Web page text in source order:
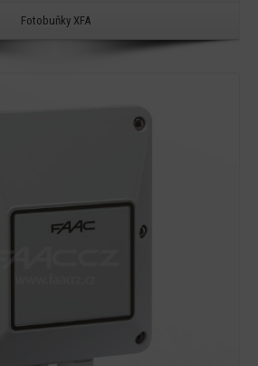
Fotobuňky XFA